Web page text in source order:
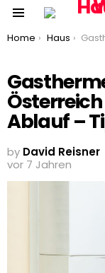
You are here:
Home Haus
Ablauf –
by David Reisner
vor 7 Jahren